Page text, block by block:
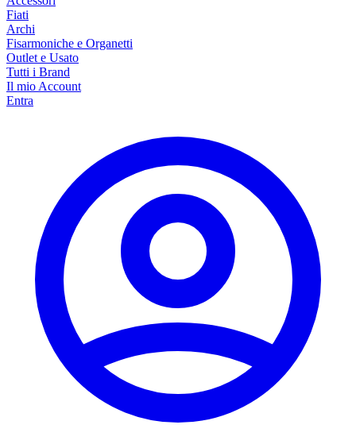
Fiati
Archi
Fisarmoniche e Organetti
Outlet e Usato
Tutti i Brand
Il mio Account
Entra